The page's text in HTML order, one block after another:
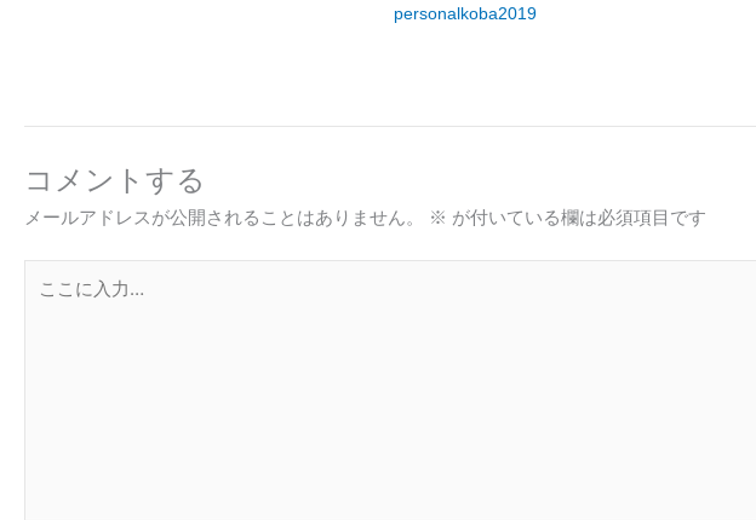
personalkoba2019
コメントする
メールアドレスが公開されることはありません。 ※ が付いている欄は必須項目です